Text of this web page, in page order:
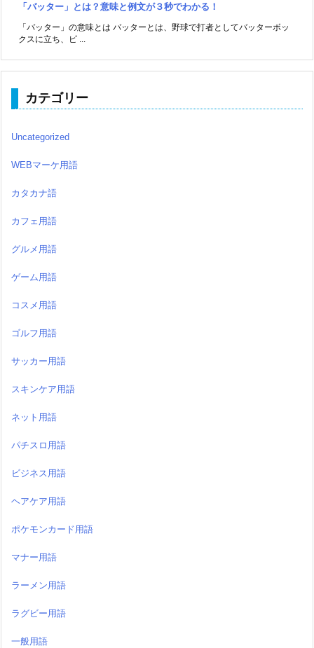
「バッター」とは？意味と例文が３秒でわかる！
「バッター」の意味とは バッターとは、野球で打者としてバッターボッ
クスに立ち、ピ ...
カテゴリー
Uncategorized
WEBマーケ用語
カタカナ語
カフェ用語
グルメ用語
ゲーム用語
コスメ用語
ゴルフ用語
サッカー用語
スキンケア用語
ネット用語
パチスロ用語
ビジネス用語
ヘアケア用語
ポケモンカード用語
マナー用語
ラーメン用語
ラグビー用語
一般用語